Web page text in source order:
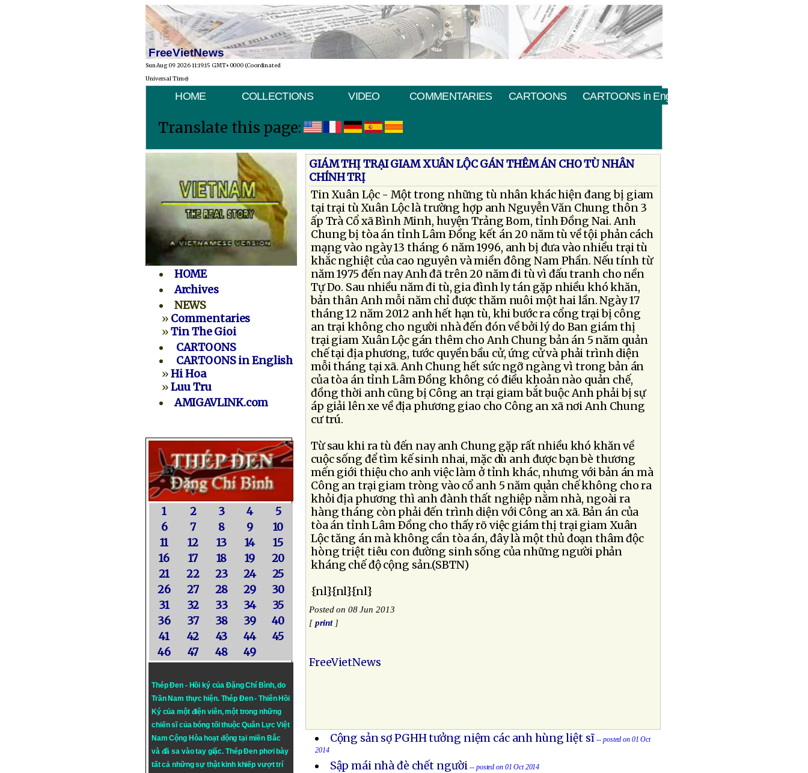
FreeVietNews
Sun Aug 09 2026 11:19:15 GMT+0000 (Coordinated
Universal Time)
HOME COLLECTIONS VIDEO COMMENTARIES CARTOONS CARTOONS in English
Translate this page:
HOME
Archives
NEWS
» Commentaries
»Tin The Gioi
CARTOONS
CARTOONS in English
»Hi Hoa
»Luu Tru
AMIGAVLINK.com
1 2 3 4
5
6
7 8 9
10
11
12 13 14
15
16
17 18 19
20
21
22 23 24
25
26
27 28 29
30
31
32 33 34
35
36
37 38 39
40
41
42 43 44
45
46
47 48 49
Thép Đen - Hồi ký của Đặng Chí Bình, do
Trần Nam thực hiện. Thép Đen- Thiên Hồi
Ký của một điện viên, một trong những
chiến sĩ của bóng tối thuộc Quân Lực Việt
Nam Cộng Hòa hoạt động tại miền Bắc
và đã sa vào tay giặc. Thép Đen phơi bày
tất cả những sự thật kinh khiếp vượt trí
GIÁM THỊ TRẠI GIAM XUÂN LỘC GÁN THÊM ÁN CHO TÙ NHÂN
CHÍNH TRỊ
Tin Xuân Lộc - Một trong những tù nhân khác hiện đang bị giam
tại trại tù Xuân Lộc là trường hợp anh Nguyễn Văn Chung thôn 3
ấp Trà Cổ xã Bình Minh, huyện Trảng Bom, tỉnh Ðồng Nai. Anh
Chung bị tòa án tỉnh Lâm Ðồng kết án 20 năm tù về tội phản cách
mạng vào ngày 13 tháng 6 năm 1996, anh bị đưa vào nhiều trại tù
khắc nghiệt của cao nguyên và miền đông Nam Phần. Nếu tính từ
năm 1975 đến nay Anh đã trên 20 năm đi tù vì đấu tranh cho nền
Tự Do. Sau nhiều năm đi tù, gia đình ly tán gặp nhiều khó khăn,
bản thân Anh mỗi năm chỉ được thăm nuôi một hai lần. Ngày 17
tháng 12 năm 2012 anh hết hạn tù, khi bước ra cổng trại bị công
an trại không cho người nhà đến đón về bởi lý do Ban giám thị
trại giam Xuân Lộc gán thêm cho Anh Chung bản án 5 năm quản
chế tại địa phương, tước quyền bầu cử, ứng cử và phải trình diện
mỗi tháng tại xã. Anh Chung hết sức ngỡ ngàng vì trong bản án
của tòa án tỉnh Lâm Ðồng không có điều khoản nào quản chế,
đồng thời anh cũng bị Công an trại giam bắt buộc Anh phải bị sự
áp giải lên xe về địa phương giao cho Công an xã nơi Anh Chung
cư trú.
Từ sau khi ra tù đến nay anh Chung gặp rất nhiều khó khăn về
cuộc sống để tìm kế sinh nhai, mặc dù anh được bạn bè thương
mến giới thiệu cho anh việc làm ở tỉnh khác, nhưng với bản án mà
Công an trại giam tròng vào cổ anh 5 năm quản chế không cho ra
khỏi địa phương thì anh đành thất nghiệp nằm nhà, ngoài ra
hàng tháng còn phải đến trình diện với Công an xã. Bản án của
tòa án tỉnh Lâm Ðồng cho thấy rõ việc giám thị trại giam Xuân
Lộc tăng án mà không cần tòa án, đây là một thủ đoạn thâm độc
hòng triệt tiêu con đường sinh sống của những người phản
kháng chế độ cộng sản.(SBTN)
{nl}{nl}{nl}
Posted on 08 Jun 2013
[print]
FreeVietNews
Cộng sản sợ PGHH tưởng niệm các anh hùng liệt sĩ -- posted on 01 Oct
2014
Sập mái nhà đè chết người -- posted on 01 Oct 2014